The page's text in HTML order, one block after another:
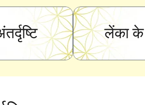
लेंका के